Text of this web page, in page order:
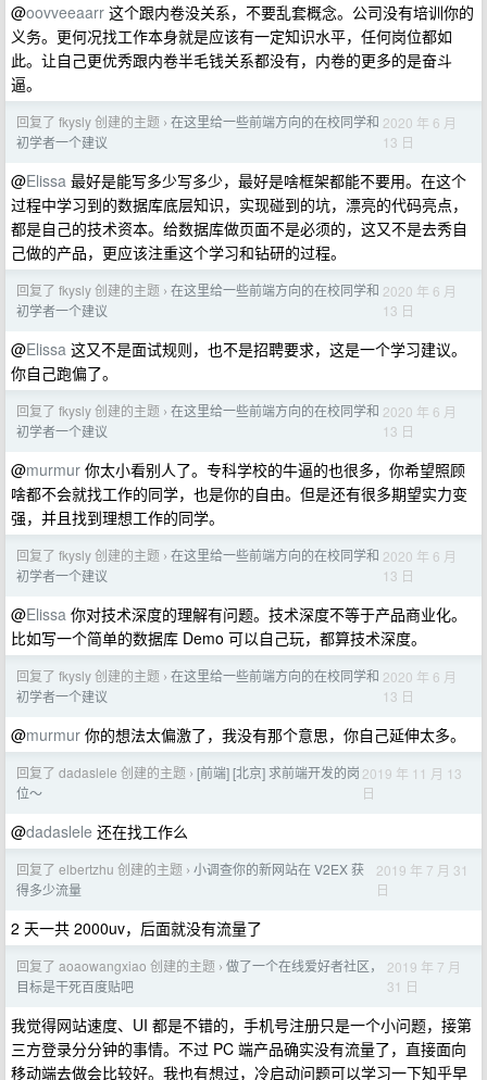
@oovveeaarr 这个跟内卷没关系，不要乱套概念。公司没有培训你的
义务。更何况找工作本身就是应该有一定知识水平，任何岗位都如
此。让自己更优秀跟内卷半毛钱关系都没有，内卷的更多的是奋斗
逼。
回复了 fkysly 创建的主题 › 在这里给一些前端方向的在校同学和
初学者一个建议
2020 年 6 月
13 日
@Elissa 最好是能写多少写多少，最好是啥框架都能不要用。在这个
过程中学习到的数据库底层知识，实现碰到的坑，漂亮的代码亮点，
都是自己的技术资本。给数据库做页面不是必须的，这又不是去秀自
己做的产品，更应该注重这个学习和钻研的过程。
回复了 fkysly 创建的主题 › 在这里给一些前端方向的在校同学和
初学者一个建议
2020 年 6 月
13 日
@Elissa 这又不是面试规则，也不是招聘要求，这是一个学习建议。
你自己跑偏了。
回复了 fkysly 创建的主题 › 在这里给一些前端方向的在校同学和
初学者一个建议
2020 年 6 月
13 日
@murmur 你太小看别人了。专科学校的牛逼的也很多，你希望照顾
啥都不会就找工作的同学，也是你的自由。但是还有很多期望实力变
强，并且找到理想工作的同学。
回复了 fkysly 创建的主题 › 在这里给一些前端方向的在校同学和
初学者一个建议
2020 年 6 月
13 日
@Elissa 你对技术深度的理解有问题。技术深度不等于产品商业化。
比如写一个简单的数据库 Demo 可以自己玩，都算技术深度。
回复了 fkysly 创建的主题 › 在这里给一些前端方向的在校同学和
初学者一个建议
2020 年 6 月
13 日
@murmur 你的想法太偏激了，我没有那个意思，你自己延伸太多。
回复了 dadaslele 创建的主题 › [前端] [北京] 求前端开发的岗
位～
2019 年 11 月 13
日
@dadaslele 还在找工作么
回复了 elbertzhu 创建的主题 › 小调查你的新网站在 V2EX 获
得多少流量
2019 年 7 月 31
日
2 天一共 2000uv，后面就没有流量了
回复了 aoaowangxiao 创建的主题 › 做了一个在线爱好者社区，
目标是干死百度贴吧
2019 年 7 月
31 日
我觉得网站速度、UI 都是不错的，手机号注册只是一个小问题，接第
三方登录分分钟的事情。不过 PC 端产品确实没有流量了，直接面向
移动端去做会比较好。我也有想过，冷启动问题可以学习一下知乎早